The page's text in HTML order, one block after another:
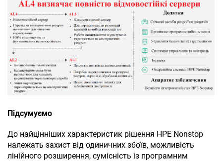
Підсумуємо
До найцінніших характеристик рішення HPE Nonstop
належать захист від одиничних збоїв, можливість
лінійного розширення, сумісність із програмним